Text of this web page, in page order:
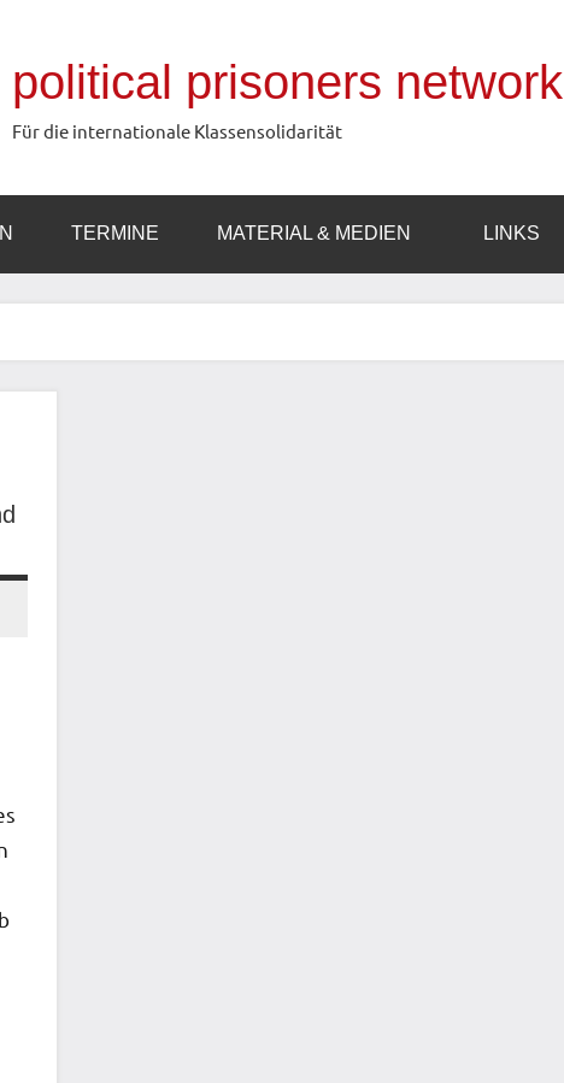
political prisoners network
Für die internationale Klassensolidarität
TERMINE MATERIAL & MEDIEN LINKS